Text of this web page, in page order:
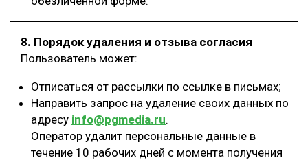
8. Порядок удаления и отзыва согласия
Пользователь может:
Отписаться от рассылки по ссылке в письмах;
Направить запрос на удаление своих данных по
адресу info@pgmedia.ru.
Оператор удалит персональные данные в
течение 10 рабочих дней с момента получения